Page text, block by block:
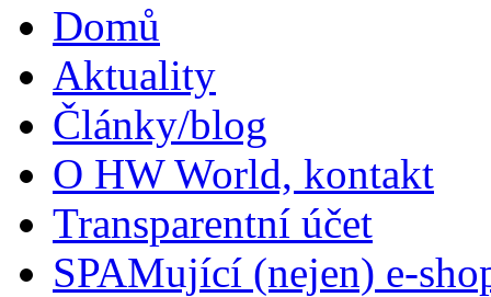
Domů
Aktuality
Články/blog
O HW World, kontakt
Transparentní účet
SPAMující (nejen) e-